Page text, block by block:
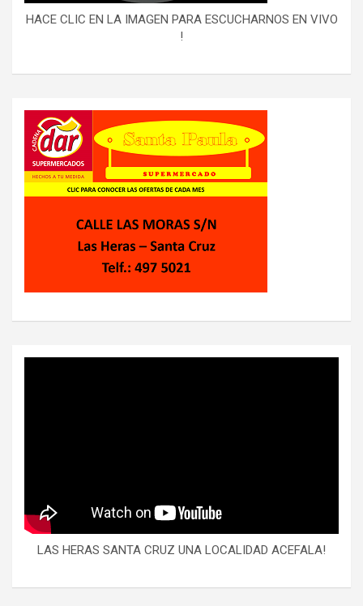
HACE CLIC EN LA IMAGEN PARA ESCUCHARNOS EN VIVO
!
LAS HERAS SANTA CRUZ UNA LOCALIDAD ACEFALA!